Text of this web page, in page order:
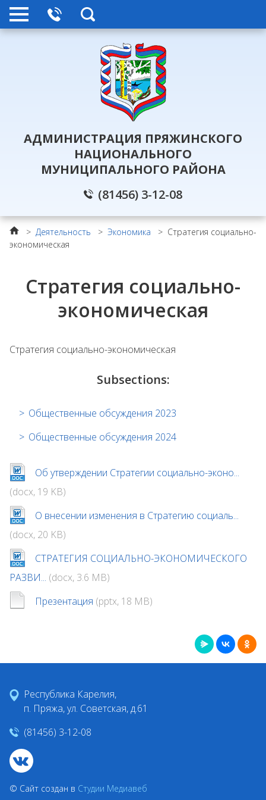
АДМИНИСТРАЦИЯ ПРЯЖИНСКОГО
НАЦИОНАЛЬНОГО
МУНИЦИПАЛЬНОГО РАЙОНА
(81456) 3-12-08
> Деятельность > Экономика > Стратегия социально-
экономическая
Стратегия социально-
экономическая
Стратегия социально-экономическая
Subsections:
Общественные обсуждения 2023
Общественные обсуждения 2024
Об утверждении Стратегии социально-эконо...
(docx, 19 KB)
О внесении изменения в Стратегию социаль...
(docx, 20 KB)
СТРАТЕГИЯ СОЦИАЛЬНО-ЭКОНОМИЧЕСКОГО
РАЗВИ... (docx, 3.6 MB)
Презентация (pptx, 18 MB)
Республика Карелия,
п. Пряжа, ул. Советская, д.61
(81456) 3-12-08
© Сайт создан в Студии Медиавеб